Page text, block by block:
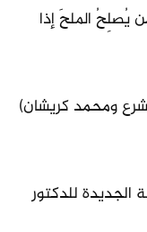
يُصلِحُ الملحَ إذا
ومحمد كريشان)
الجديدة للدكتور